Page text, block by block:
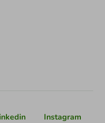
Instagram